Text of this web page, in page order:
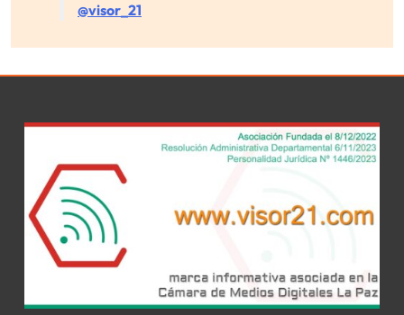
@visor_21